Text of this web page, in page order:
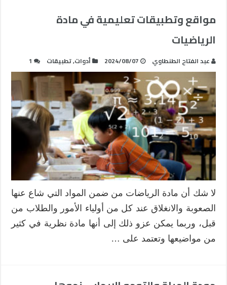
مواقع وتطبيقات تعليمية في مادة
الرياضيات
عبد الفتاح الطنطاوي 2024/08/07 أدوات,تطبيقات 1
لا شك أن مادة الرياضات من ضمن المواد التي شاع عنها
الصعوبة والانغلاق عند كل من أولياء الأمور والطلاب من
قبل، وربما يمكن عزو ذلك إلى أنها مادة نظرية في كثير
من مواضيعها وتعتمد على …